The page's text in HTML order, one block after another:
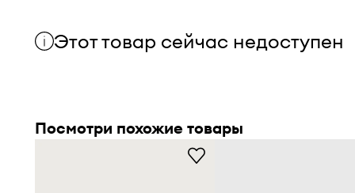
Этот товар сейчас недоступен
Посмотри похожие товары